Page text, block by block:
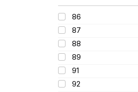
86
87
88
89
91
92